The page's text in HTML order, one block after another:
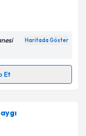
bilgilendireceğiz.
ilişkin
belirtilen
Haritada Göster
Et
takvimi talebi
almanız için bir
bilgilendireceğiz.